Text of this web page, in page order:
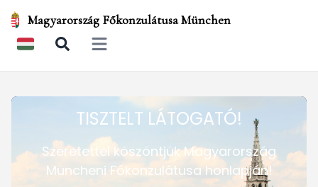
Magyarország Főkonzulátusa München
Open main menu
TISZTELT LÁTOGATÓ!
Szeretettel köszöntjük Magyarország
Müncheni Főkonzulátusa honlapján!